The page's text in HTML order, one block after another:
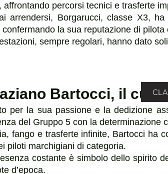
affrontando percorsi tecnici e trasferte
arrendersi, Borgarucci, classe X3,
confermando la sua reputazione di pilota
sempre regolari, hanno dato
Bartocci, il
per la sua passione e la dedizione
del Gruppo 5 con la determinazione
fango e trasferte infinite, Bartocci ha
piloti marchigiani di categoria.
costante è simbolo dello spirito
d’epoca.